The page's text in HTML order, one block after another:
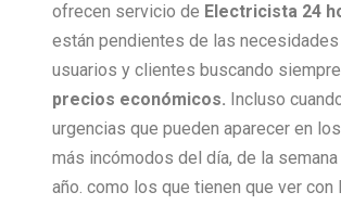
ofrecen servicio de Electricista 24
están pendientes de las
usuarios y clientes buscando
precios económicos. Incluso
urgencias que pueden aparecer en
más incómodos del día, de la semana
año. como los que tienen que ver con